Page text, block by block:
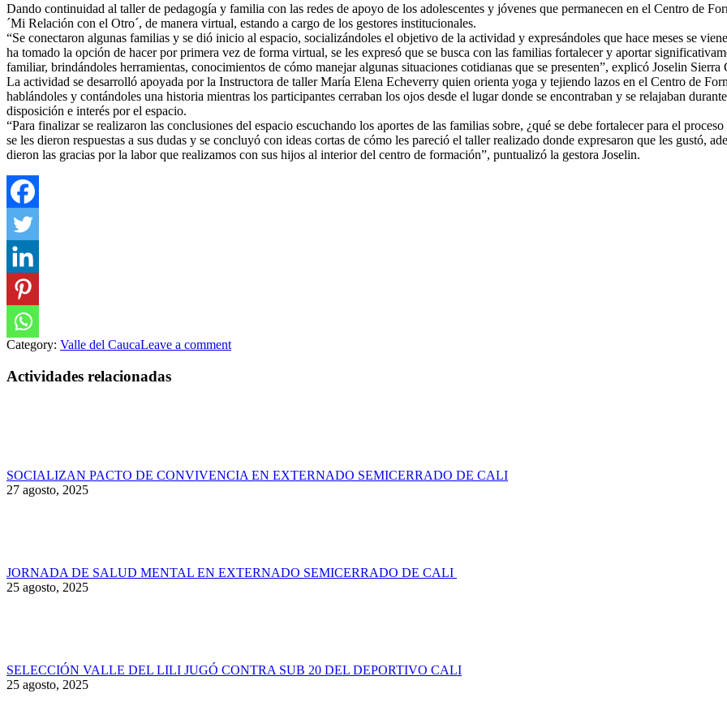
Dando continuidad al taller de pedagogía y familia con las redes de apoyo de los adolescentes y jóvenes que permanecen en el Centro de
´Mi Relación con el Otro´, de manera virtual, estando a cargo de los gestores institucionales.
“Se conectaron algunas familias y se dió inicio al espacio, socializándoles el objetivo de la actividad y expresándoles que hace meses se
ha tomado la opción de hacer por primera vez de forma virtual, se les expresó que se busca con las familias fortalecer y aportar
familiar, brindándoles herramientas, conocimientos de cómo manejar algunas situaciones cotidianas que se presenten”, explicó Joselin
La actividad se desarrolló apoyada por la Instructora de taller María Elena Echeverry quien orienta yoga y tejiendo lazos en el Centro de
hablándoles y contándoles una historia mientras los participantes cerraban los ojos desde el lugar donde se encontraban y se relajaban
disposición e interés por el espacio.
“Para finalizar se realizaron las conclusiones del espacio escuchando los aportes de las familias sobre, ¿qué se debe fortalecer para el
se les dieron respuestas a sus dudas y se concluyó con ideas cortas de cómo les pareció el taller realizado donde expresaron que les gustó,
dieron las gracias por la labor que realizamos con sus hijos al interior del centro de formación”, puntualizó la gestora Joselin.
Category: Valle del CaucaLeave a comment
Actividades relacionadas
SOCIALIZAN PACTO DE CONVIVENCIA EN EXTERNADO SEMICERRADO DE CALI
27 agosto, 2025
JORNADA DE SALUD MENTAL EN EXTERNADO SEMICERRADO DE CALI
25 agosto, 2025
SELECCIÓN VALLE DEL LILI JUGÓ CONTRA SUB 20 DEL DEPORTIVO CALI
25 agosto, 2025